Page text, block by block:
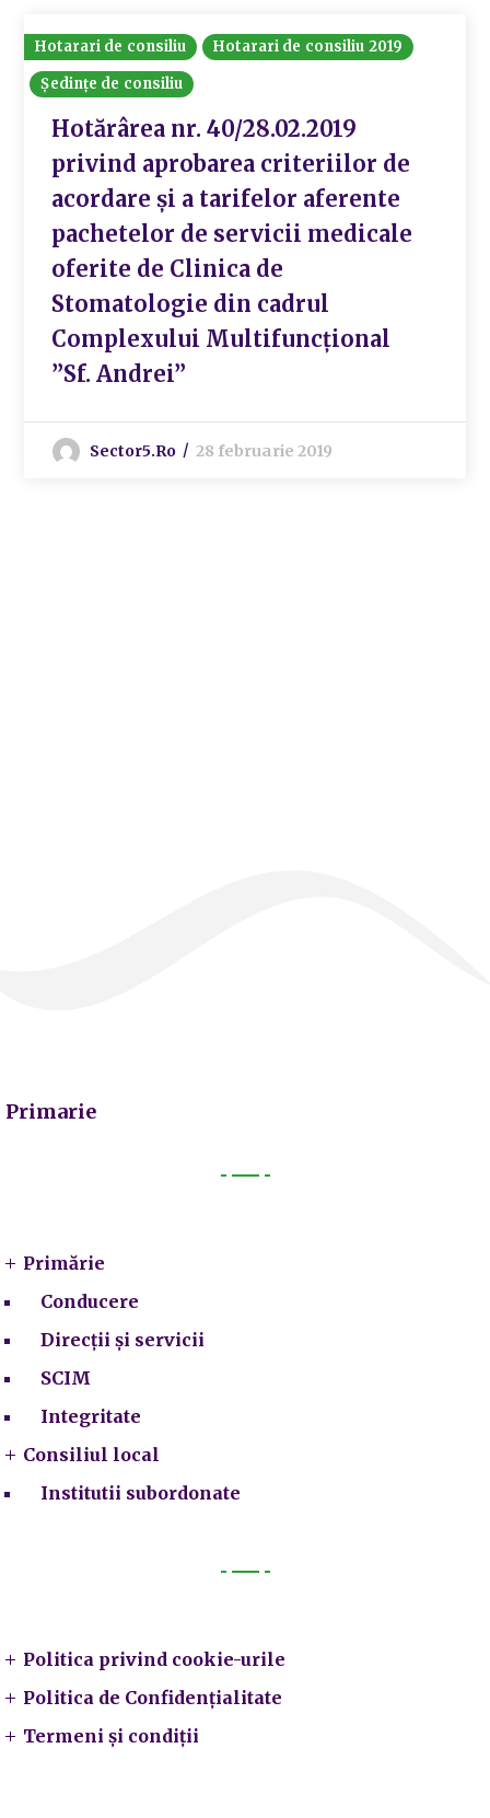
Hotarari de consiliu
Hotarari de consiliu 2019
Ședințe de consiliu
Hotărârea nr. 40/28.02.2019
privind aprobarea criteriilor de
acordare și a tarifelor aferente
pachetelor de servicii medicale
oferite de Clinica de
Stomatologie din cadrul
Complexului Multifuncțional
”Sf. Andrei”
Sector5.ro 28 februarie 2019
Primarie
Primărie
Conducere
Direcții și servicii
SCIM
Integritate
Consiliul local
Institutii subordonate
Politica privind cookie-urile
Politica de Confidențialitate
Termeni și condiții